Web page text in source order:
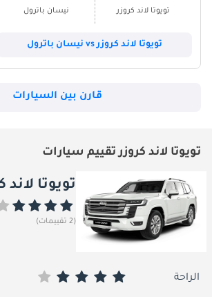
تويوتا لاند كروزر نيسان باترول
تويوتا لاند كروزر vs نيسان باترول
قارن بين السيارات
تويوتا لاند كروزر تقييم سيارات
تويوتا لاند
(2 تقييمات)
الراحة